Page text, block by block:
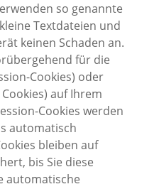
so genannte
Textdateien und
keinen Schaden an.
für die
Cookies) oder
auf Ihrem
Cookies werden
automatisch
bleiben auf
bis Sie diese
automatische